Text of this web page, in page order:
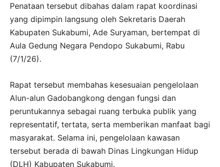
Penataan tersebut dibahas dalam rapat koordinasi
yang dipimpin langsung oleh Sekretaris Daerah
Kabupaten Sukabumi, Ade Suryaman, bertempat di
Aula Gedung Negara Pendopo Sukabumi, Rabu
(7/1/26).
Rapat tersebut membahas kesesuaian pengelolaan
Alun-alun Gadobangkong dengan fungsi dan
peruntukannya sebagai ruang terbuka publik yang
representatif, tertata, serta memberikan manfaat bagi
masyarakat. Selama ini, pengelolaan kawasan
tersebut berada di bawah Dinas Lingkungan Hidup
(DLH) Kabupaten Sukabumi.